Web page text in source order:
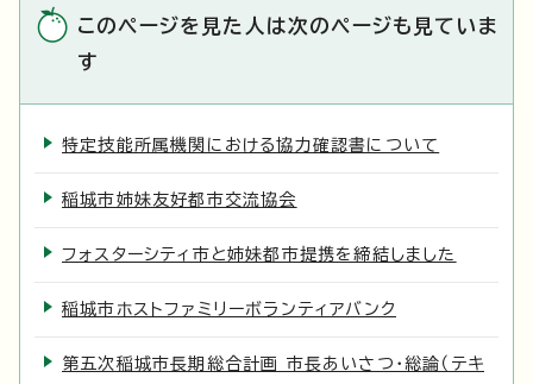
このページを見た人は次のページも見ていま
す
特定技能所属機関における協力確認書について
稲城市姉妹友好都市交流協会
フォスターシティ市と姉妹都市提携を締結しました
稲城市ホストファミリーボランティアバンク
第五次稲城市長期総合計画 市長あいさつ・総論（テキ